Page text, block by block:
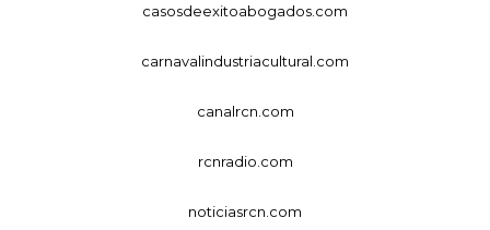
casosdeexitoabogados.com
carnavalindustriacultural.com
canalrcn.com
rcnradio.com
noticiasrcn.com